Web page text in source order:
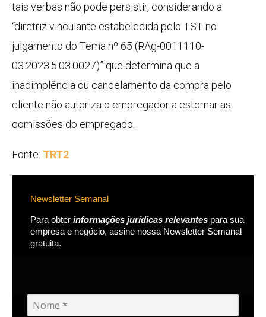
tais verbas não pode persistir, considerando a
“diretriz vinculante estabelecida pelo TST no
julgamento do Tema nº 65 (RAg-0011110-
03.2023.5.03.0027)” que determina que a
inadimplência ou cancelamento da compra pelo
cliente não autoriza o empregador a estornar as
comissões do empregado.
Fonte: TRT2
Newsletter Semanal
Para obter informações jurídicas relevantes para sua
empresa e negócio, assine nossa Newsletter Semanal
gratuita.